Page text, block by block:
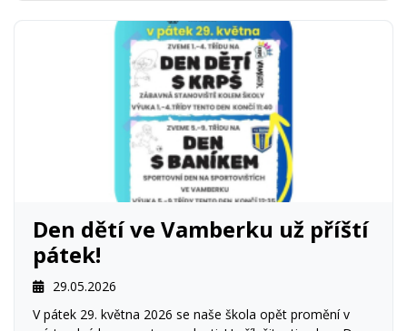
Den dětí ve Vamberku už příští
pátek!
29.05.2026
V pátek 29. května 2026 se naše škola opět promění v